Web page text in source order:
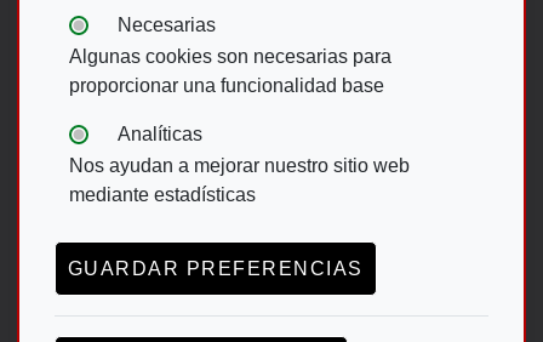
Tipos de cookies:
Necesarias
Algunas cookies son necesarias para
proporcionar una funcionalidad base
Analíticas
Nos ayudan a mejorar nuestro sitio web
mediante estadísticas
GUARDAR PREFERENCIAS
CANAL DE DENUNCIAS ONCE
Footer menu English
ACCESIBILITY
TRANSPARENCY ACT